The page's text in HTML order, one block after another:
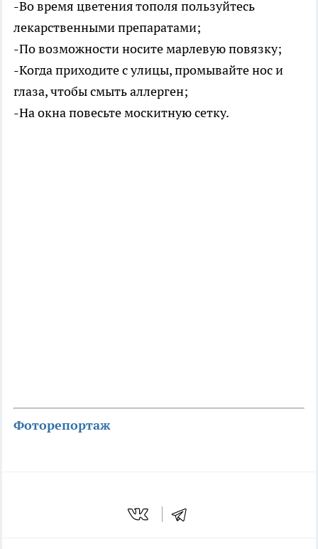
-Во время цветения тополя пользуйтесь
лекарственными препаратами;
-По возможности носите марлевую повязку;
-Когда приходите с улицы, промывайте нос и
глаза, чтобы смыть аллерген;
-На окна повесьте москитную сетку.
Фоторепортаж